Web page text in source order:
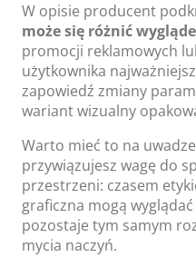
W opisie producent
może się różnić
promocji reklamowych
użytkownika
zapowiedź zmiany
wariant wizualny
Warto mieć to na
przywiązujesz wagę do
przestrzeni: czasem
graficzna mogą
pozostaje tym samym
mycia naczyń.